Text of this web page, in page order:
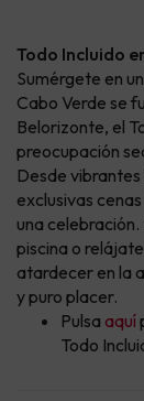
Todo Incluido
Sumérgete en
Cabo Verde se
Belorizonte, el
preocupación
Desde
exclusivas
una
piscina o
atardecer en la
y puro placer.
Pulsa aquí
Todo